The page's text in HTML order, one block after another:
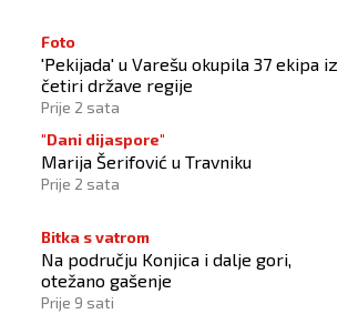
Foto
'Pekijada' u Varešu okupila 37 ekipa iz
četiri države regije
Prije 2 sata
"Dani dijaspore"
Marija Šerifović u Travniku
Prije 2 sata
Bitka s vatrom
Na području Konjica i dalje gori,
otežano gašenje
Prije 9 sati